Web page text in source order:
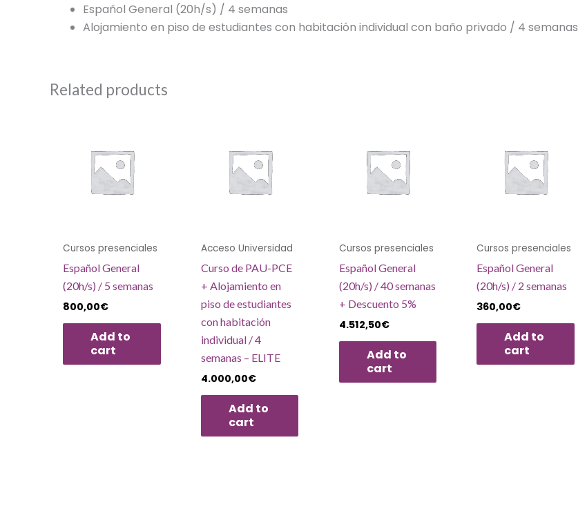
Español General (20h/s) / 4 semanas
Alojamiento en piso de estudiantes con habitación individual con baño privado / 4 semanas
Related products
Cursos presenciales
Español General
(20h/s) / 5 semanas
800,00€
Add to
cart
Acceso Universidad
Curso de PAU-PCE
+ Alojamiento en
piso de estudiantes
con habitación
individual / 4
semanas – ELITE
4.000,00€
Add to
cart
Cursos presenciales
Español General
(20h/s) / 40 semanas
+ Descuento 5%
4.512,50€
Add to
cart
Cursos presenciales
Español General
(20h/s) / 2 semanas
360,00€
Add to
cart